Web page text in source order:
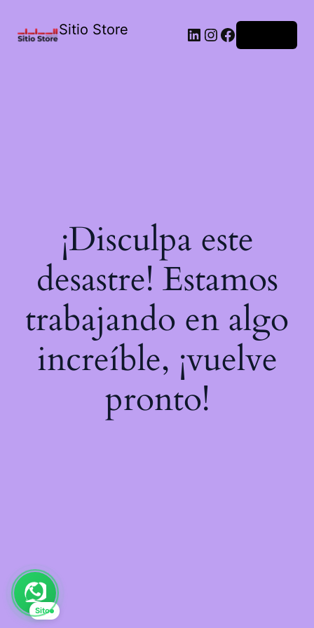
Sitio Store
¡Disculpa este
desastre! Estamos
trabajando en algo
increíble, ¡vuelve
pronto!
Sito